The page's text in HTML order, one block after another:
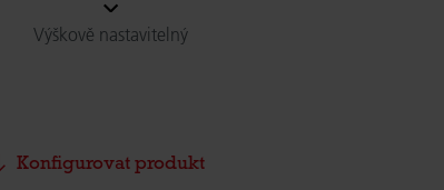
Výškově nastavitelný
Konfigurovat produkt